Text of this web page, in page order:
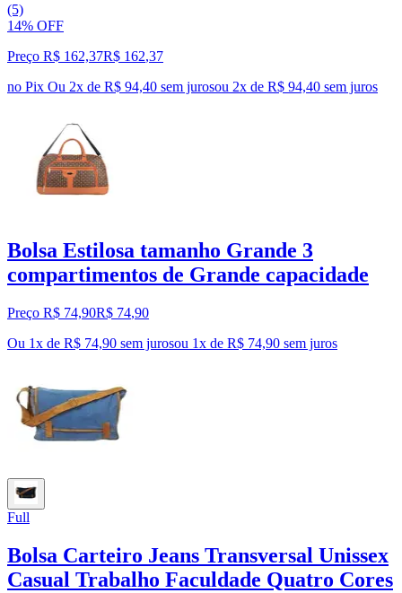
(5)
14% OFF
Preço R$ 162,37R$ 162,37
no Pix Ou 2x de R$ 94,40 sem jurosou 2x de R$ 94,40 sem juros
Bolsa Estilosa tamanho Grande 3
compartimentos de Grande capacidade
Preço R$ 74,90R$ 74,90
Ou 1x de R$ 74,90 sem jurosou 1x de R$ 74,90 sem juros
Full
Bolsa Carteiro Jeans Transversal Unissex
Casual Trabalho Faculdade Quatro Cores